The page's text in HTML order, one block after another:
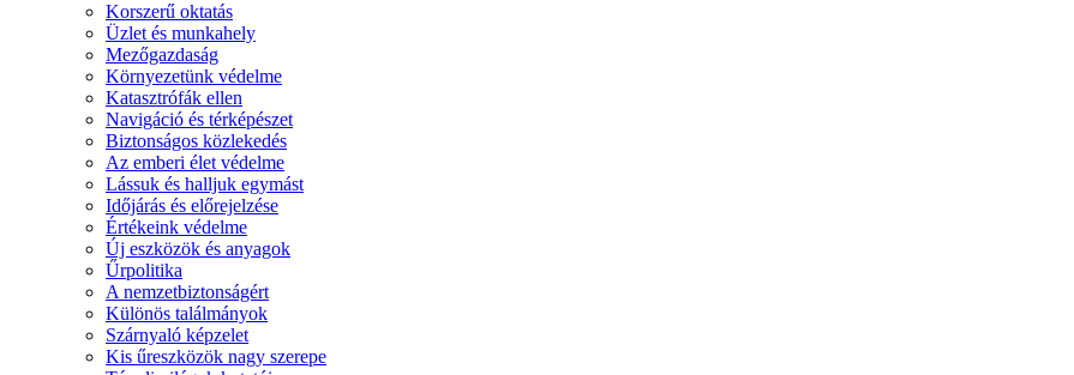
Korszerű oktatás
Üzlet és munkahely
Mezőgazdaság
Környezetünk védelme
Katasztrófák ellen
Navigáció és térképészet
Biztonságos közlekedés
Az emberi élet védelme
Lássuk és halljuk egymást
Időjárás és előrejelzése
Értékeink védelme
Új eszközök és anyagok
Űrpolitika
A nemzetbiztonságért
Különös találmányok
Szárnyaló képzelet
Kis űreszközök nagy szerepe